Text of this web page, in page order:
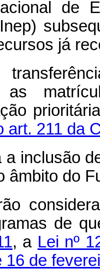
de
já
as
art. 211 da
a inclusão
âmbito do
de
, a Lei nº
16 de